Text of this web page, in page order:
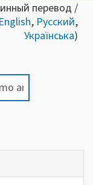
перевод /
English, Русский,
Українська)